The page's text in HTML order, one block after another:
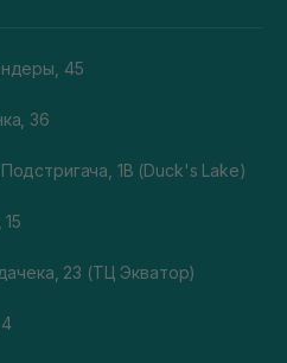
45
36
1В (Duck's Lake)
23 (ТЦ Экватор)